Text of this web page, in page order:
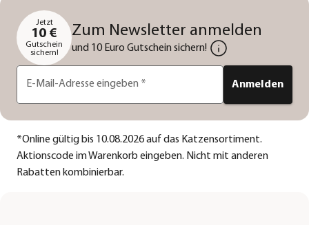
Jetzt
10 €
Gutschein
sichern!
Zum Newsletter anmelden
und 10 Euro Gutschein sichern!
E-Mail-Adresse eingeben * Anmelden
*Online gültig bis 10.08.2026 auf das Katzensortiment.
Aktionscode im Warenkorb eingeben. Nicht mit anderen
Rabatten kombinierbar.